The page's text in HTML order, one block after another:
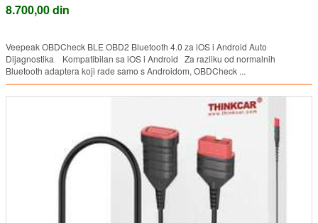
8.700,00 din
Veepeak OBDCheck BLE OBD2 Bluetooth 4.0 za iOS i Android Auto
Dijagnostika Kompatibilan sa iOS i Android Za razliku od normalnih
Bluetooth adaptera koji rade samo s Androidom, OBDCheck ...